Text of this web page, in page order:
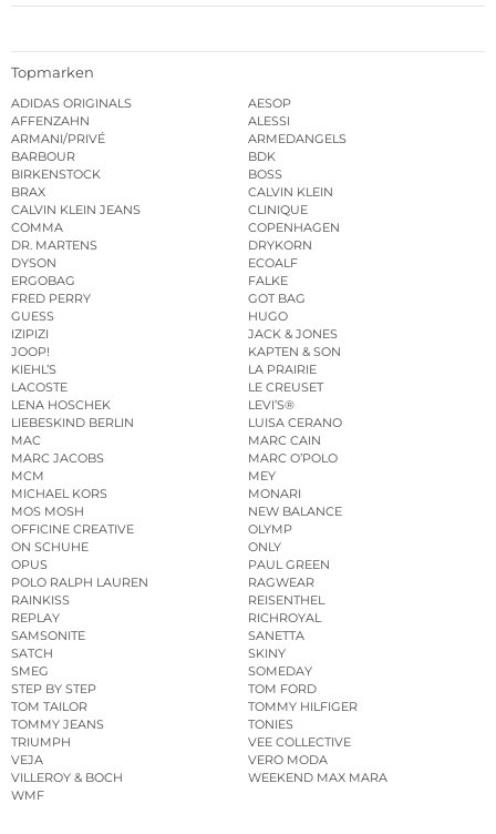
Topmarken
ADIDAS ORIGINALS
AESOP
AFFENZAHN
ALESSI
ARMANI/PRIVÉ
ARMEDANGELS
BARBOUR
BDK
BIRKENSTOCK
BOSS
BRAX
CALVIN KLEIN
CALVIN KLEIN JEANS
CLINIQUE
COMMA
COPENHAGEN
DR. MARTENS
DRYKORN
DYSON
ECOALF
ERGOBAG
FALKE
FRED PERRY
GOT BAG
GUESS
HUGO
IZIPIZI
JACK & JONES
JOOP!
KAPTEN & SON
KIEHL’S
LA PRAIRIE
LACOSTE
LE CREUSET
LENA HOSCHEK
LEVI’S®
LIEBESKIND BERLIN
LUISA CERANO
MAC
MARC CAIN
MARC JACOBS
MARC O’POLO
MCM
MEY
MICHAEL KORS
MONARI
MOS MOSH
NEW BALANCE
OFFICINE CREATIVE
OLYMP
ON SCHUHE
ONLY
OPUS
PAUL GREEN
POLO RALPH LAUREN
RAGWEAR
RAINKISS
REISENTHEL
REPLAY
RICHROYAL
SAMSONITE
SANETTA
SATCH
SKINY
SMEG
SOMEDAY
STEP BY STEP
TOM FORD
TOM TAILOR
TOMMY HILFIGER
TOMMY JEANS
TONIES
TRIUMPH
VEE COLLECTIVE
VEJA
VERO MODA
VILLEROY & BOCH
WEEKEND MAX MARA
WMF